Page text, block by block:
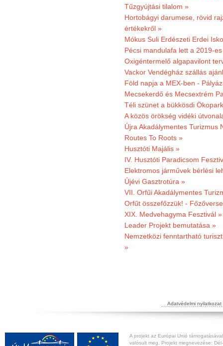
Tűzgyújtási tilalom »
Hortobágyi darumese, rövid
értékekről »
Mókus Suli Erdészeti Erdei
Pécsi mandulafa lett a 2019-
Oxigéntermelő algapavilont
Vackor Vendégház szállás
Föld napja a MEX-ben -
Mecsekerdő és Mecsextrém
Téli szünet a bükkösdi
A közös örökség vidéki
Újra Akadálymentes Turizmus
Routes To Roots »
Husztóti Majális »
IV. Husztóti Paradicsom
Elektromos járművek bérlési
Újévi Gasztrotúra »
VII. Orfűi Akadálymentes
Orfűt összefőzzük! -
XIX. Medvehagyma Fesztivál »
Leader Projekt bemutatása »
Nemzetközi fenntartható
»
Adatvédelmi nyilatkozat
A projekt az Európai Unió
valósult meg. Projekt megnevezése: